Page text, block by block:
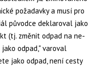
požadavky a musí pro
původce deklaroval jako
(tj. změnit odpad na ne-
odpad," varoval
jako odpad, není cesty